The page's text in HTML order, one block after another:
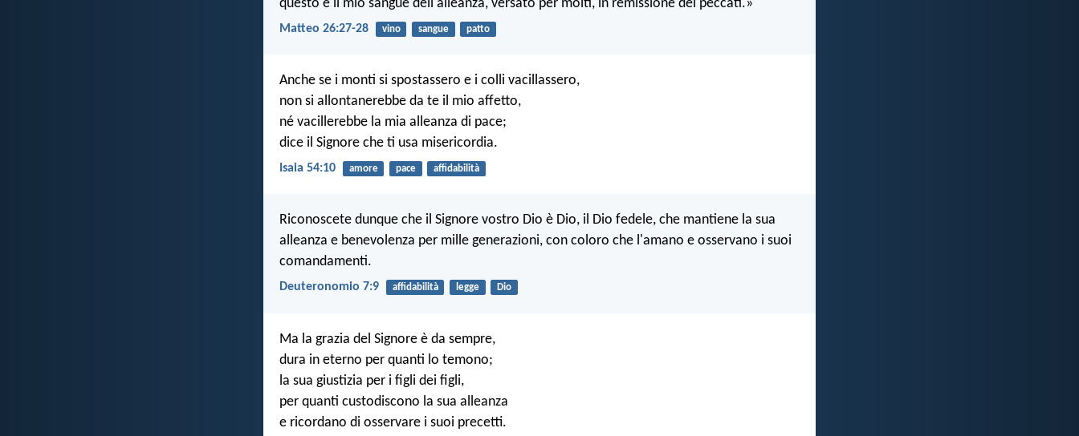
questo è il mio sangue dell'alleanza, versato per molti, in remissione dei peccati.»
Matteo 26:27-28 vino sangue patto
Anche se i monti si spostassero e i colli vacillassero,
non si allontanerebbe da te il mio affetto,
né vacillerebbe la mia alleanza di pace;
dice il Signore che ti usa misericordia.
Isaia 54:10 amore pace affidabilità
Riconoscete dunque che il Signore vostro Dio è Dio, il Dio fedele, che mantiene la sua
alleanza e benevolenza per mille generazioni, con coloro che l'amano e osservano i suoi
comandamenti.
Deuteronomio 7:9 affidabilità legge Dio
Ma la grazia del Signore è da sempre,
dura in eterno per quanti lo temono;
la sua giustizia per i figli dei figli,
per quanti custodiscono la sua alleanza
e ricordano di osservare i suoi precetti.